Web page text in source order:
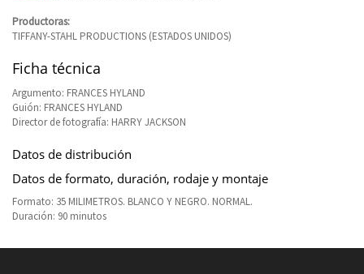
Productoras:
TIFFANY-STAHL PRODUCTIONS (ESTADOS UNIDOS)
Ficha técnica
Argumento: FRANCES HYLAND
Guión: FRANCES HYLAND
Director de fotografía: HARRY JACKSON
Datos de distribución
Datos de formato, duración, rodaje y montaje
Formato: 35 MILIMETROS. BLANCO Y NEGRO. NORMAL.
Duración: 90 minutos